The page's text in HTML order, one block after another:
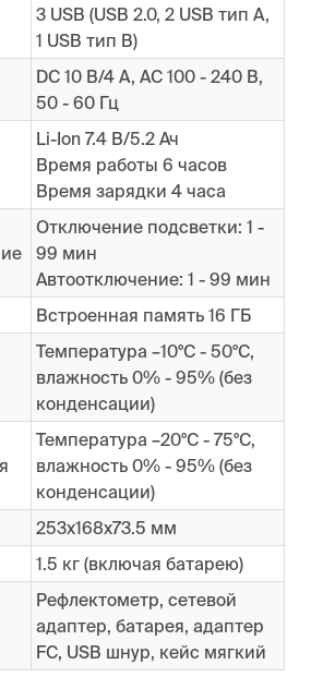
3 USB (USB 2.0, 2 USB тип А,
1 USB тип B)
DC 10 В/4 А, AC 100 - 240 В,
50 - 60 Гц
Li-Ion 7.4 В/5.2 Ач
Время работы 6 часов
Время зарядки 4 часа
Отключение подсветки: 1 -
99 мин
Автоотключение: 1 - 99 мин
Встроенная память 16 ГБ
Температура –10°C - 50°C,
влажность 0% - 95% (без
конденсации)
Температура –20°C - 75°C,
влажность 0% - 95% (без
конденсации)
253х168х73.5 мм
1.5 кг (включая батарею)
Рефлектометр, сетевой
адаптер, батарея, адаптер
FC, USB шнур, кейс мягкий